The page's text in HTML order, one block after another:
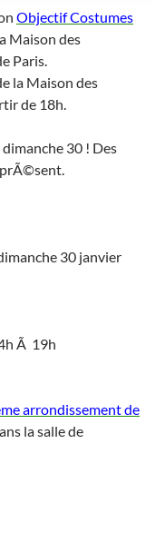
Objectif Costumes
Maison des
Paris.
la Maison des
de 18h.
30 ! Des
prÃ©sent.
30 janvier
Ã 19h
arrondissement de
la salle de